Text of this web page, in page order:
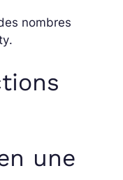
nombres
.
une